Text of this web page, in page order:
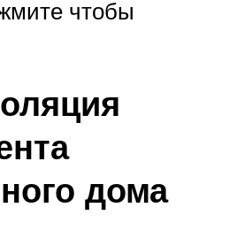
чтобы
дома